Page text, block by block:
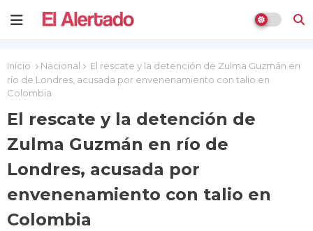
Inicio Nacional
El rescate y la detención de Zulma Guzmán en
río de Londres, acusada por envenenamiento con talio en
Colombia
El rescate y la detención de
Zulma Guzmán en río de
Londres, acusada por
envenenamiento con talio en
Colombia